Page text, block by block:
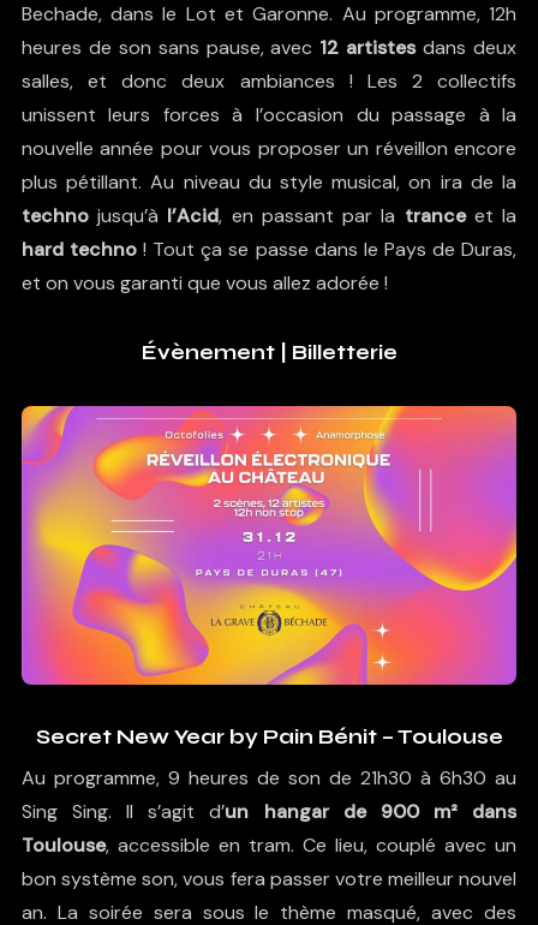
Bechade, dans le Lot et Garonne. Au programme, 12h
heures de son sans pause, avec 12 artistesdans deux
salles, et donc deux ambiances ! Les 2 collectifs
unissent leurs forces à l’occasion du passage à la
nouvelle année pour vous proposer un réveillon encore
plus pétillant. Au niveau du style musical, on ira de la
technojusqu’à l’Acid, en passant par la tranceet la
hard techno ! Tout ça se passe dans le Pays de Duras,
et on vous garanti que vous allez adorée !
Évènement| Billetterie
Secret New Year by Pain Bénit – Toulouse
Au programme, 9 heures de son de 21h30 à 6h30 au
Sing Sing. Il s’agit d’un hangar de 900 m² dans
Toulouse, accessible en tram. Ce lieu, couplé avec un
bon système son, vous fera passer votre meilleur nouvel
an. La soirée sera sous le thème masqué, avec des